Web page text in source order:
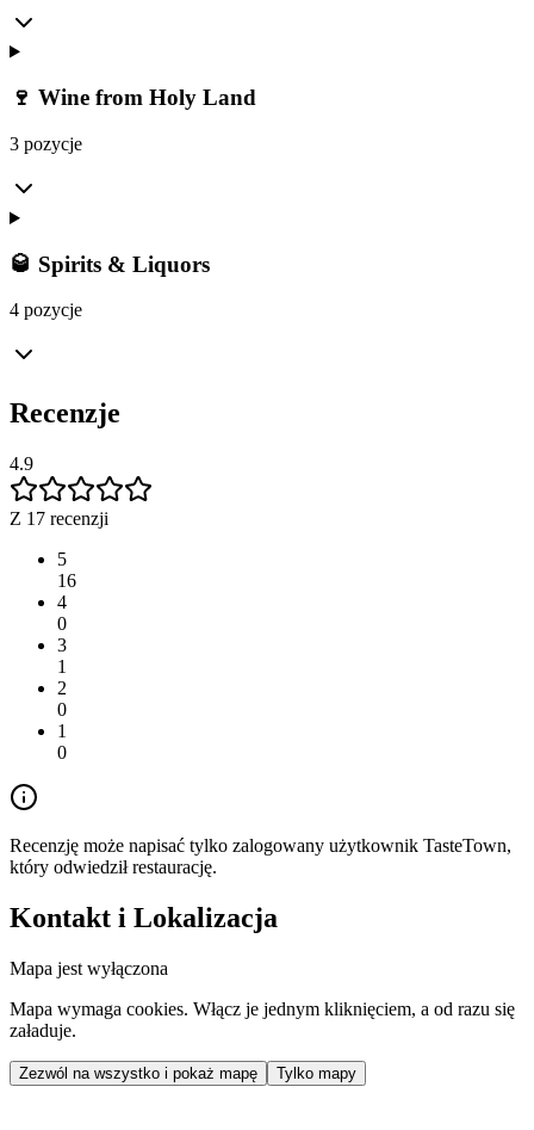
🍷 Wine from Holy Land
3 pozycje
🥃 Spirits & Liquors
4 pozycje
Recenzje
4.9
Z 17 recenzji
5
16
4
0
3
1
2
0
1
0
Recenzję może napisać tylko zalogowany użytkownik TasteTown,
który odwiedził restaurację.
Kontakt i Lokalizacja
Mapa jest wyłączona
Mapa wymaga cookies. Włącz je jednym kliknięciem, a od razu się
załaduje.
Zezwól na wszystko i pokaż mapę Tylko mapy